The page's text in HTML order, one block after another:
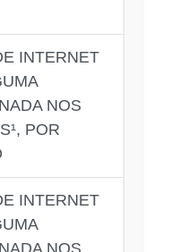
INTERNET
NOS
POR
INTERNET
NOS